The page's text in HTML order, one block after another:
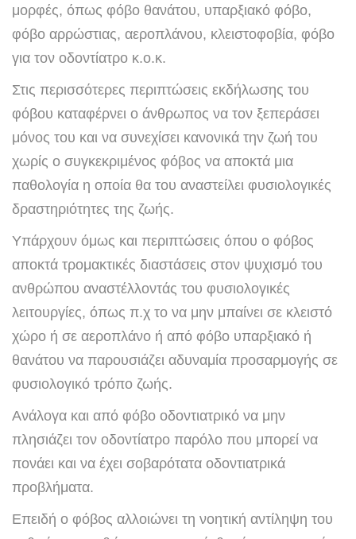
μορφές, όπως φόβο θανάτου, υπαρξιακό φόβο,
φόβο αρρώστιας, αεροπλάνου, κλειστοφοβία, φόβο
για τον οδοντίατρο κ.ο.κ.
Στις περισσότερες περιπτώσεις εκδήλωσης του
φόβου καταφέρνει ο άνθρωπος να τον ξεπεράσει
μόνος του και να συνεχίσει κανονικά την ζωή του
χωρίς ο συγκεκριμένος φόβος να αποκτά μια
παθολογία η οποία θα του αναστείλει φυσιολογικές
δραστηριότητες της ζωής.
Υπάρχουν όμως και περιπτώσεις όπου ο φόβος
αποκτά τρομακτικές διαστάσεις στον ψυχισμό του
ανθρώπου αναστέλλοντάς του φυσιολογικές
λειτουργίες, όπως π.χ το να μην μπαίνει σε κλειστό
χώρο ή σε αεροπλάνο ή από φόβο υπαρξιακό ή
θανάτου να παρουσιάζει αδυναμία προσαρμογής σε
φυσιολογικό τρόπο ζωής.
Ανάλογα και από φόβο οδοντιατρικό να μην
πλησιάζει τον οδοντίατρο παρόλο που μπορεί να
πονάει και να έχει σοβαρότατα οδοντιατρικά
προβλήματα.
Επειδή ο φόβος αλλοιώνει τη νοητική αντίληψη του